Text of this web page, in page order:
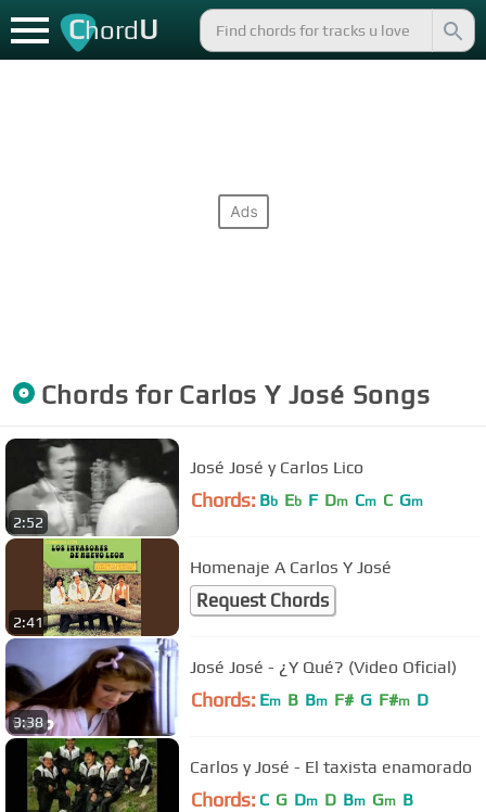
ChordU
Chords for Carlos Y José Songs
2:52
José José y Carlos Lico
Chords: Bb Eb F Dm Cm C Gm
2:41
Homenaje A Carlos Y José
Request Chords
3:38
José José - ¿Y Qué? (Video Oficial)
Chords: Em B Bm F# G F#m D
Carlos y José - El taxista enamorado
Chords: C G Dm D Bm Gm B